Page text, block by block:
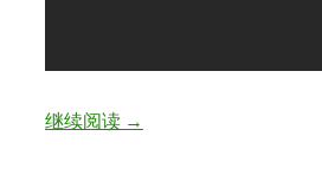
继续阅读Mayday五月天 終於結
→